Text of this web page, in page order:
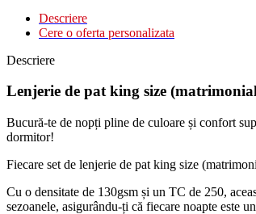
Descriere
Cere o oferta personalizata
Descriere
Lenjerie de pat king size
Bucură-te de nopți pline de culoare și confort
dormitor!
Fiecare set de lenjerie de pat king size
Cu o densitate de 130gsm și un TC de 250,
sezoanele, asigurându-ți că fiecare noapte este